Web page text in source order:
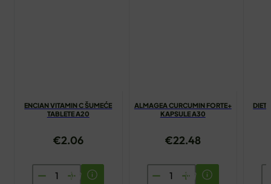
ENCIAN VITAMIN C ŠUMEĆE
TABLETE A20
€2.06
ENCIAN
ALMAGEA CURCUMIN FORTE+
KAPSULE A30
€22.48
ALMAGEA